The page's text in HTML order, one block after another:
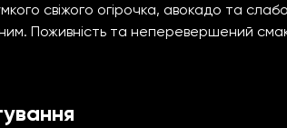
свіжого огірочка, авокадо та
Поживність та неперевершений смак